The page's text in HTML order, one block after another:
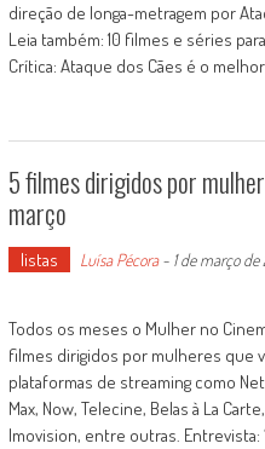
direção de longa-metragem por
Leia também: 10 filmes e séries
Crítica: Ataque dos Cães é o
5 filmes dirigidos por
março
listas Luísa Pécora- 1 de março
Todos os meses o Mulher no
filmes dirigidos por mulheres que
plataformas de streaming como
Max, Now, Telecine, Belas à La
Imovision, entre outras.